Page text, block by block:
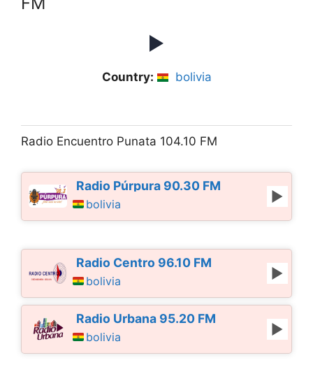
Country: bolivia
Radio Encuentro Punata 104.10 FM
Radio Púrpura 90.30 FM
bolivia
Radio Centro 96.10 FM
bolivia
Radio Urbana 95.20 FM
bolivia